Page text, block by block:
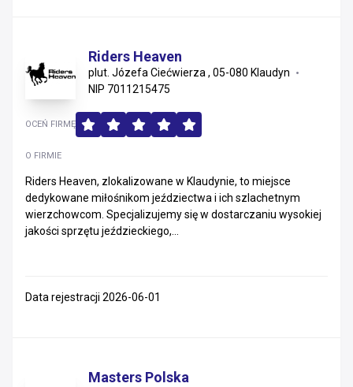
Riders Heaven
plut. Józefa Ciećwierza , 05-080 Klaudyn
NIP 7011215475
O FIRMIE
Riders Heaven, zlokalizowane w Klaudynie, to miejsce
dedykowane miłośnikom jeździectwa i ich szlachetnym
wierzchowcom. Specjalizujemy się w dostarczaniu wysokiej
jakości sprzętu jeździeckiego,...
OCEŃ FIRMĘ
Data rejestracji 2026-06-01
Masters Polska